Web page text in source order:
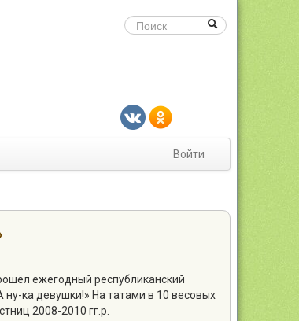
Войти
ежегодный республиканский
ка девушки!» На татами в 10 весовых
2008-2010 гг.р.